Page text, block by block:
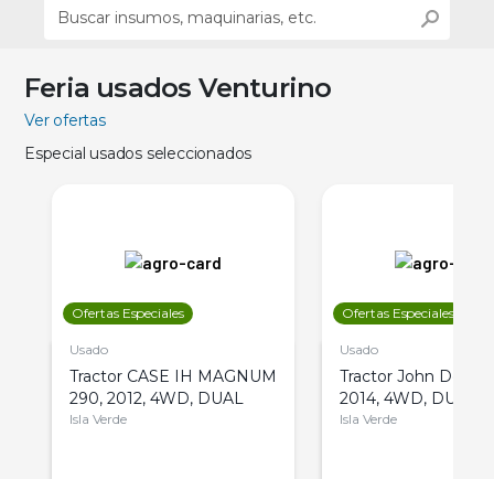
Feria usados Venturino
Ver ofertas
Especial usados seleccionados
Ofertas Especiales
Usado
Tractor CASE IH MAGNUM
290, 2012, 4WD, DUAL
Isla Verde
Ofertas Especiales
Usado
Tractor John Deere
2014, 4WD, DUAL
Isla Verde